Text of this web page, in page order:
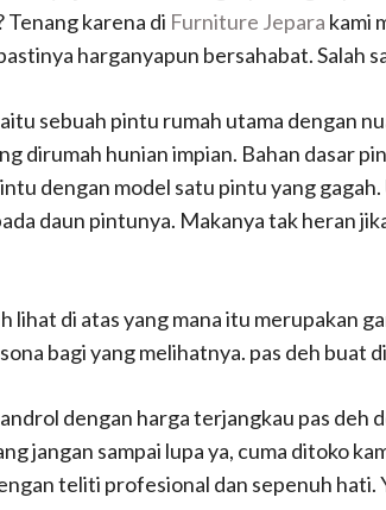
Tenang karena di Furniture Jepara kami
harganyapun bersahabat. Salah
sebuah pintu rumah utama dengan
dirumah hunian impian. Bahan dasar
dengan model satu pintu yang
daun pintunya. Makanya tak heran
lihat di atas yang mana itu merupakan
bagi yang melihatnya. pas deh buat
dengan harga terjangkau pas deh
jangan sampai lupa ya, cuma ditoko
teliti profesional dan sepenuh hati.